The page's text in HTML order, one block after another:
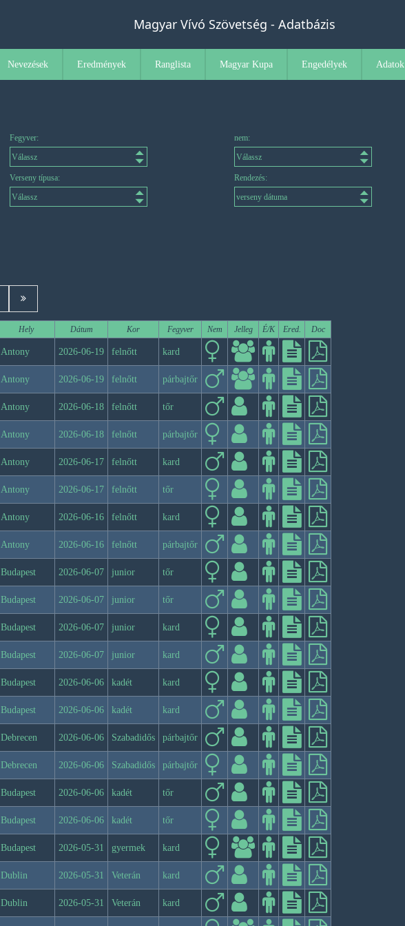
Magyar Vívó Szövetség - Adatbázis
Nevezések Eredmények Ranglista Magyar Kupa Engedélyek Adatok
Fegyver: nem:
Verseny típusa: Rendezés:
Hely Dátum Kor Fegyver Nem Jelleg É/K Ered. Doc
Antony 2026-06-19 felnőtt kard
Antony 2026-06-19 felnőtt párbajtőr
Antony 2026-06-18 felnőtt tőr
Antony 2026-06-18 felnőtt párbajtőr
Antony 2026-06-17 felnőtt kard
Antony 2026-06-17 felnőtt tőr
Antony 2026-06-16 felnőtt kard
Antony 2026-06-16 felnőtt párbajtőr
Budapest 2026-06-07 junior tőr
Budapest 2026-06-07 junior tőr
Budapest 2026-06-07 junior kard
Budapest 2026-06-07 junior kard
Budapest 2026-06-06 kadét kard
Budapest 2026-06-06 kadét kard
Debrecen 2026-06-06 Szabadidős párbajtőr
Debrecen 2026-06-06 Szabadidős párbajtőr
Budapest 2026-06-06 kadét tőr
Budapest 2026-06-06 kadét tőr
Budapest 2026-05-31 gyermek kard
Dublin 2026-05-31 Veterán kard
Dublin 2026-05-31 Veterán kard